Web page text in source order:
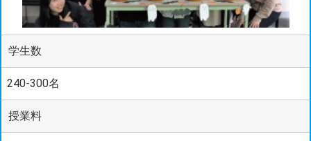
学生数
240-300名
授業料